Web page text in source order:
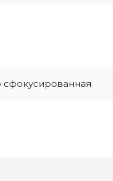
сфокусированная